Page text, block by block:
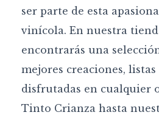
ser parte de esta
vinícola. En nuestra
encontrarás una
mejores creaciones, listas
disfrutadas en cualquier
Tinto Crianza hasta